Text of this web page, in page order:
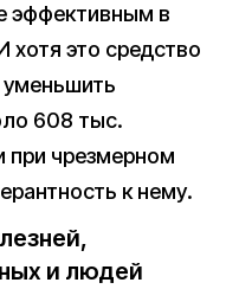
эффективным в
это средство
608 тыс.
при чрезмерном
к нему.
и людей